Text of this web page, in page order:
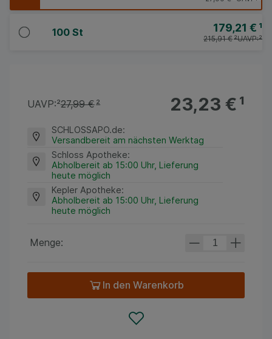
100 St 179,21 € ¹
UAVP:²
215,91 €²
23,23 €¹
UAVP:²27,99 €²
SCHLOSSAPO.de:
Versandbereit am nächsten Werktag
Schloss Apotheke:
Abholbereit ab 15:00 Uhr, Lieferung
heute möglich
Kepler Apotheke:
Abholbereit ab 15:00 Uhr, Lieferung
heute möglich
Menge:
In den Warenkorb